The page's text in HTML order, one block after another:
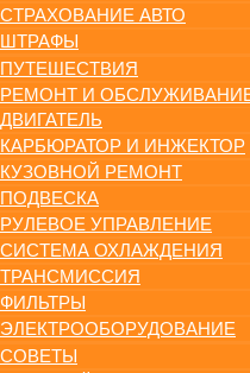
СТРАХОВАНИЕ АВТО
ШТРАФЫ
ПУТЕШЕСТВИЯ
РЕМОНТ И
ДВИГАТЕЛЬ
КАРБЮРАТОР И ИНЖЕКТОР
КУЗОВНОЙ РЕМОНТ
ПОДВЕСКА
РУЛЕВОЕ УПРАВЛЕНИЕ
СИСТЕМА ОХЛАЖДЕНИЯ
ТРАНСМИССИЯ
ФИЛЬТРЫ
ЭЛЕКТРООБОРУДОВАНИЕ
СОВЕТЫ